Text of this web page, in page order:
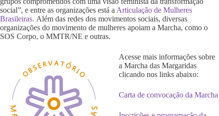
social”, e entre as organizações está a Articulação de Mulheres
Brasileiras. Além das redes dos movimentos sociais, diversas
organizações do movimento de mulheres apoiam a Marcha, como o
SOS Corpo, o MMTR/NE e outras.
Acesse mais informações sobre
a Marcha das Margaridas
clicando nos links abaixo:
Carta de convocação da Marcha